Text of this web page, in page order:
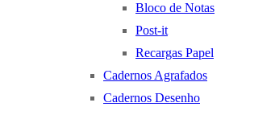
Bloco de Notas
Post-it
Recargas Papel
Cadernos Agrafados
Cadernos Desenho